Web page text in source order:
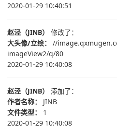
2020-01-29 10:40:51
赵泾（JINB）
修改了：
大头像/立绘： //
imageView2/q/80
2020-01-29 10:40:08
赵泾（JINB）
添加了：
作者名称： JINB
文件类型： 1
2020-01-29 10:40:08